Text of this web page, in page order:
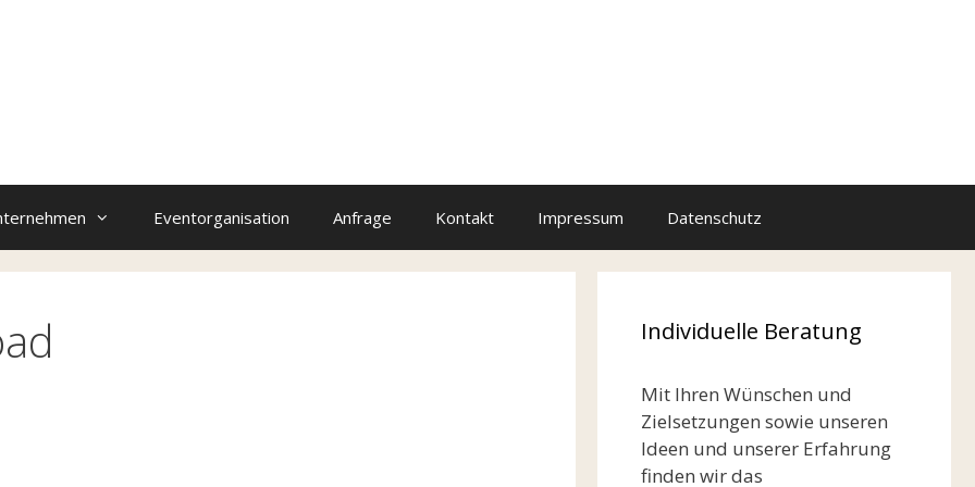
Eventorganisation Anfrage Kontakt Impressum Datenschutz
Individuelle Beratung
Mit Ihren Wünschen und
Zielsetzungen sowie unseren
Ideen und unserer Erfahrung
finden wir das